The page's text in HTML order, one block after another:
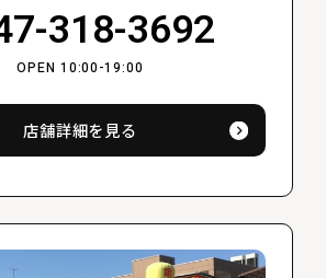
318-3692
OPEN 10:00-19:00
店舗詳細を見る